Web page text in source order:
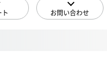
お問い合わせ